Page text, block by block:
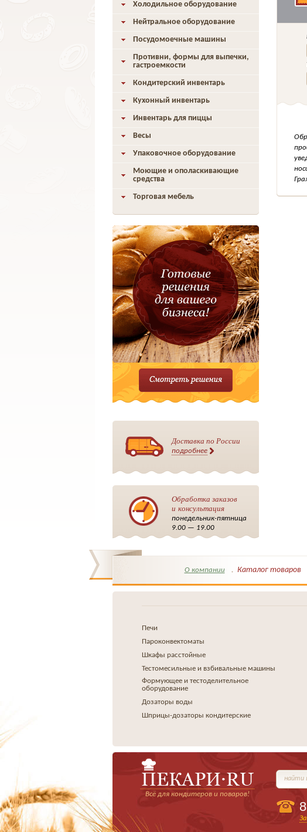
Холодильное оборудование
Нейтральное оборудование
Посудомоечные машины
Противни, формы для выпечки,
гастроемкости
Кондитерский инвентарь
Кухонный инвентарь
Инвентарь для пиццы
Весы
Упаковочное оборудование
Моющие и ополаскивающие
средства
Торговая мебель
Доставка по России
подробнее
Обработка заказов
и консультация
понедельник-пятница
9.00 — 19.00
О компании Каталог товаров
Печи
Пароконвектоматы
Шкафы расстойные
Тестомесильные и взбивальные машины
Формующее и тестоделительное
оборудование
Дозаторы воды
Шприцы-дозаторы кондитерские
Всё для кондитеров и поваров!
найти